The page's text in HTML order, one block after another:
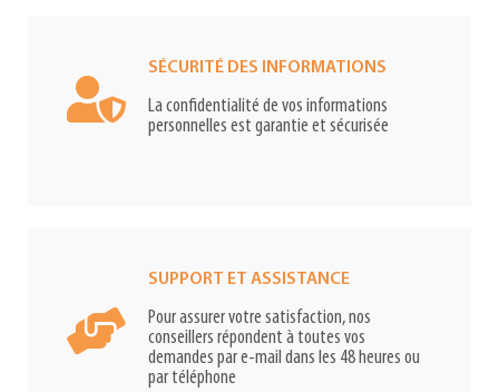
SÉCURITÉ DES INFORMATIONS
La confidentialité de vos informations
personnelles est garantie et sécurisée
SUPPORT ET ASSISTANCE
Pour assurer votre satisfaction, nos
conseillers répondent à toutes vos
demandes par e-mail dans les 48 heures ou
par téléphone